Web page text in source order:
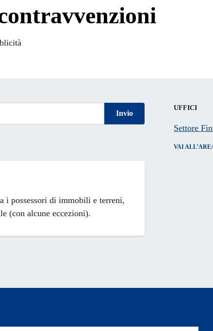
Invio
i possessori di immobili e terreni,
(con alcune eccezioni).
UFFICI
Settore
VAI